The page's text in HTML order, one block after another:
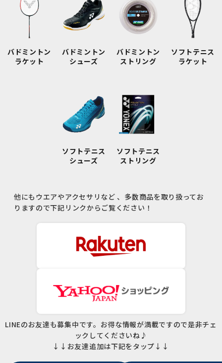
バドミントン
ラケット
バドミントン
シューズ
バドミントン
ストリング
ソフトテニス
ラケット
ソフトテニス
シューズ
ソフトテニス
ストリング
他にもウエアやアクセサリなど 、多数商品を取り扱ってお
りますので下記リンクからご覧ください！
LINEのお友達も募集中です。お得な情報が満載ですので是非チェ
ックしてくださいね♪
↓↓お友達追加は下記をタップ↓↓